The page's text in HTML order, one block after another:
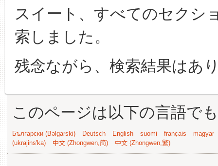
スイート、すべてのセクシ
索しました。
残念ながら、検索結果はあ
このページは以下の言語で
Български (Bəlgarski) Deutsch English suomi français
magyar
(ukrajins'ka)
中文 (Zhongwen,简) 中文 (Zhongwen,繁)